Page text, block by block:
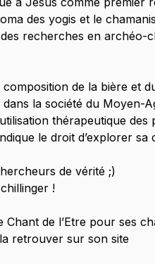
des yogis et le
recherches en archéo-
de la bière et
la société du Moyen-
thérapeutique des
le droit d’explorer sa
de vérité ;)
!
de l’Etre pour ses
retrouver sur son site